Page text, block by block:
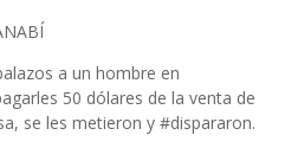
a un hombre en
50 dólares de la venta de
se les metieron y #dispararon.